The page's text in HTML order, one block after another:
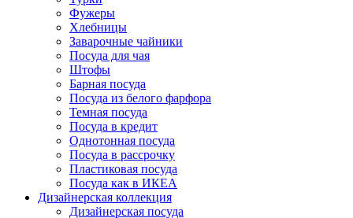
Фужеры
Хлебницы
Заварочные чайники
Посуда для чая
Штофы
Барная посуда
Посуда из белого фарфора
Темная посуда
Посуда в кредит
Однотонная посуда
Посуда в рассрочку
Пластиковая посуда
Посуда как в ИКЕА
Дизайнерская коллекция
Дизайнерская посуда